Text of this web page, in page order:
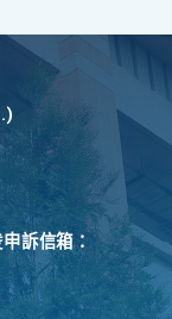
訴信箱：